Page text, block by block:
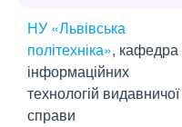
НУ «Львівська
політехніка», кафедра
інформаційних
технологій видавничої
справи